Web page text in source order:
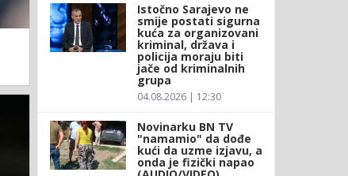
Istočno Sarajevo ne
smije postati sigurna
kuća za organizovani
kriminal, država i
policija moraju biti
jače od kriminalnih
grupa
04.08.2026 | 12:30
Novinarku BN TV
"namamio" da dođe
kući da uzme izjavu, a
onda je fizički napao